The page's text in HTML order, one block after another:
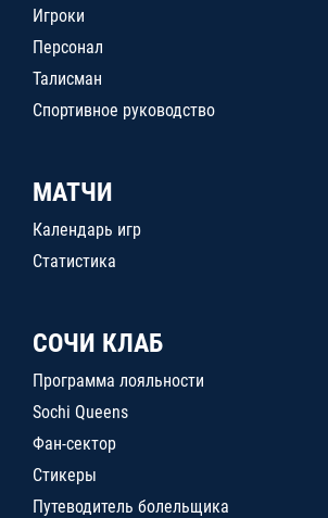
Игроки
Персонал
Талисман
Спортивное руководство
МАТЧИ
Календарь игр
Статистика
СОЧИ КЛАБ
Программа лояльности
Sochi Queens
Фан-сектор
Стикеры
Путеводитель болельщика